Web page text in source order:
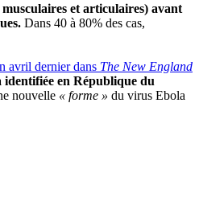
et articulaires) avant
Dans 40 à 80% des cas,
avril dernier dans The New England
identifiée en République du
nouvelle « forme » du virus Ebola